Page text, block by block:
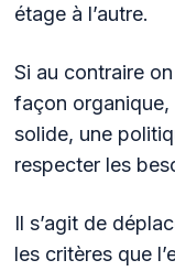
étage à l’autre.
Si au contraire
façon
solide, une
respecter les
Il s’agit de
les critères que